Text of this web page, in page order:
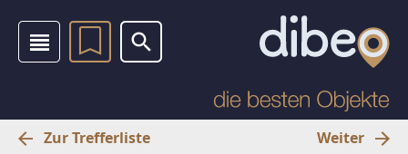
Zur Trefferliste Weiter